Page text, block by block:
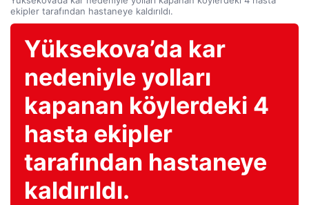
ekipler tarafından hastaneye kaldırıldı.
Yüksekova’da kar
nedeniyle yolları
kapanan köylerdeki 4
hasta ekipler
tarafından hastaneye
kaldırıldı.